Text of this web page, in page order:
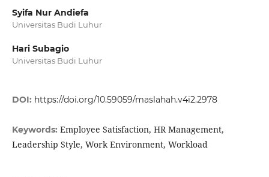
Syifa Nur Andiefa
Universitas Budi Luhur
Hari Subagio
Universitas Budi Luhur
DOI: https://doi.org/10.59059/maslahah.v4i2.2978
Keywords: Employee Satisfaction, HR Management,
Leadership Style, Work Environment, Workload